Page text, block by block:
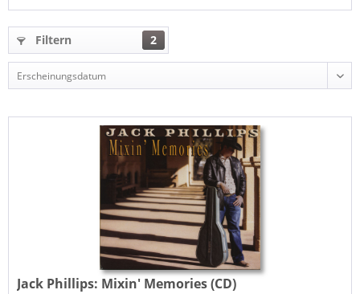
Filtern 2
Jack Phillips: Mixin' Memories (CD)